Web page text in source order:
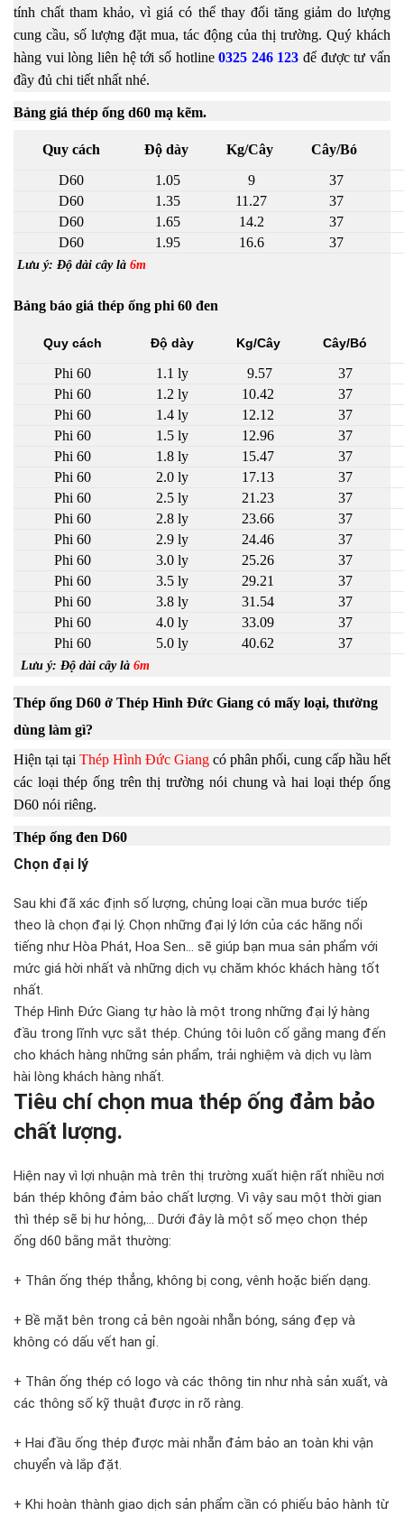
tính chất tham khảo, vì giá có thể thay đổi tăng giảm do lượng
cung cầu, số lượng đặt mua, tác động của thị trường. Quý khách
hàng vui lòng liên hệ tới số hotline0325 246 123 để được tư vấn
đầy đủ chi tiết nhất nhé.
Bảng giá thép ống d60 mạ kẽm.
Quy cách Độ dày Kg/Cây
Cây/Bó
D60
1.05 9
37
D60
1.35 11.27
37
D60
1.65 14.2
37
D60
1.95 16.6 37
Lưu ý: Độ dài cây là 6m
Bảng báo giá thép ống phi 60 đen
Quy cách Độ dày Kg/Cây Cây/Bó
Phi 60 1.1 ly 9.57
37
Phi 60
1.2 ly 10.42
37
Phi 60
1.4 ly 12.12
37
Phi 60
1.5 ly 12.96
37
Phi 60
1.8 ly 15.47
37
Phi 60
2.0 ly 17.13
37
Phi 60
2.5 ly 21.23
37
Phi 60
2.8 ly 23.66
37
Phi 60
2.9 ly 24.46
37
Phi 60
3.0 ly 25.26
37
Phi 60
3.5 ly 29.21
37
Phi 60
3.8 ly 31.54
37
Phi 60
4.0 ly 33.09
37
Phi 60
5.0 ly 40.62 37
Lưu ý: Độ dài cây là 6m
Thép ống D60 ở Thép Hình Đức Giang có mấy loại, thường
dùng làm gì?
Hiện tại tại Thép Hình Đức Giang có phân phối, cung cấp hầu hết
các loại thép ống trên thị trường nói chung và hai loại thép ống
D60 nói riêng.
Thép ống đen D60
Chọn đại lý
Sau khi đã xác định số lượng, chủng loại cần mua bước tiếp
theo là chọn đại lý. Chọn những đại lý lớn của các hãng nổi
tiếng như Hòa Phát, Hoa Sen… sẽ giúp bạn mua sản phẩm với
mức giá hời nhất và những dịch vụ chăm khóc khách hàng tốt
nhất.
Thép Hình Đức Giang tự hào là một trong những đại lý hàng
đầu trong lĩnh vực sắt thép. Chúng tôi luôn cố gắng mang đến
cho khách hàng những sản phẩm, trải nghiệm và dịch vụ làm
hài lòng khách hàng nhất.
Tiêu chí chọn mua thép ống đảm bảo
chất lượng.
Hiện nay vì lợi nhuận mà trên thị trường xuất hiện rất nhiều nơi
bán thép không đảm bảo chất lượng. Vì vậy sau một thời gian
thì thép sẽ bị hư hỏng,… Dưới đây là một số mẹo chọn thép
ống d60 bằng mắt thường:
+ Thân ống thép thẳng, không bị cong, vênh hoặc biến dạng.
+ Bề mặt bên trong cả bên ngoài nhẵn bóng, sáng đẹp và
không có dấu vết han gỉ.
+ Thân ống thép có logo và các thông tin như nhà sản xuất, và
các thông số kỹ thuật được in rõ ràng.
+ Hai đầu ống thép được mài nhẵn đảm bảo an toàn khi vận
chuyển và lắp đặt.
+ Khi hoàn thành giao dịch sản phẩm cần có phiếu bảo hành từ